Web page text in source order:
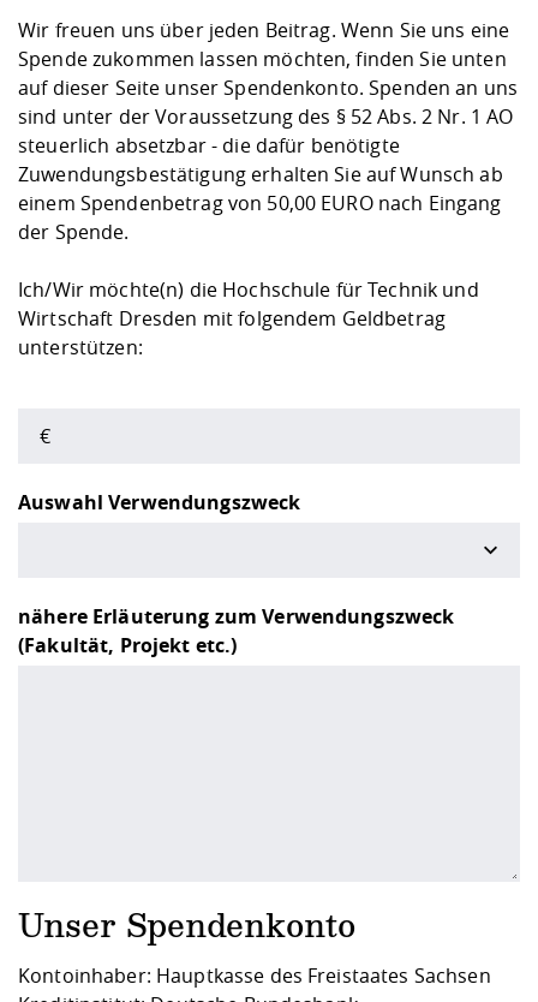
Vorbereitung
Checkliste zum
Studien- und
und Physik
Studieren in
Lebenslagen
Studentenwerk
Arbeit
Career Service
Lehren,
Weiterbilden im
Formulare und
Formulare und
FIS -
Prototyping und
Gründung und
Kooperationen
Kontakt &
Klimaschutz &
Gremien und
Informatik/
Landbau/
Maschinenbau
Angebote für Unternehmen
Kontakt und Anfahrt
Qualitätssicherung
Wir freuen uns über jeden Beitrag. Wenn Sie uns eine
Spende zukommen lassen möchten, finden Sie unten
auf dieser Seite unser Spendenkonto. Spenden an uns
sind unter der Voraussetzung des § 52 Abs. 2 Nr. 1 AO
steuerlich absetzbar - die dafür benötigte
Zuwendungsbestätigung erhalten Sie auf Wunsch ab
einem Spendenbetrag von 50,00 EURO nach Eingang
der Spende.
Ich/Wir möchte(n) die Hochschule für Technik und
Wirtschaft Dresden mit folgendem Geldbetrag
unterstützen:
Auswahl Verwendungszweck
nähere Erläuterung zum Verwendungszweck
(Fakultät, Projekt etc.)
Unser Spendenkonto
Kontoinhaber: Hauptkasse des Freistaates Sachsen